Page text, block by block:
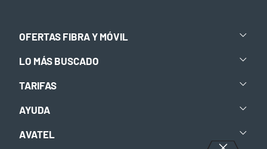
OFERTAS FIBRA Y MÓVIL
LO MÁS BUSCADO
TARIFAS
AYUDA
AVATEL